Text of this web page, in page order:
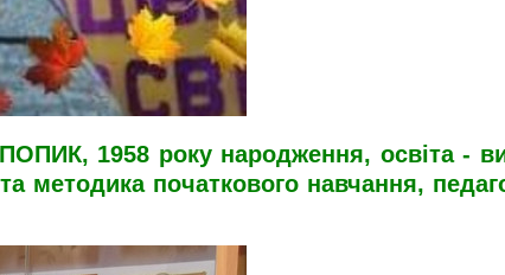
1958 року народження, освіта -
методика початкового навчання,